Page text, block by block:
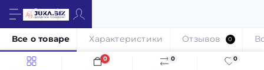
0 0
0
Все о товаре Характеристики Отзывов 0